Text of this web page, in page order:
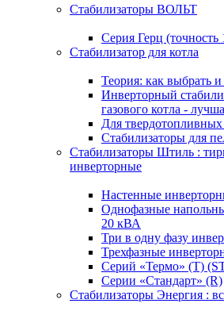
Стабилизаторы ВОЛЬТ
Серия Герц (точность
Стабилизатор для котла
Теория: как выбрать
Инверторный
газового котла -
Для твердотопливных
Стабилизаторы для
Стабилизаторы Штиль :
инверторные
Настенные
Однофазные
20 кВА
Три в одну фазу
Трехфазные
Серий «Термо» (T)
Серии «Стандарт» (R)
Стабилизаторы Энергия :